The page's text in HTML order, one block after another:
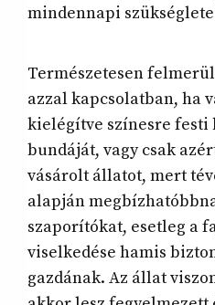
mindennapi
Természetesen
azzal kapcsolatban, ha
kielégítve színesre festi
bundáját, vagy csak
vásárolt állatot, mert
alapján
szaporítókat, esetleg a
viselkedése hamis
gazdának. Az állat